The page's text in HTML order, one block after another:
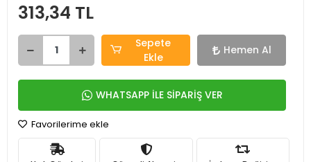
313,34 TL
Sepete
Ekle
Hemen Al
WHATSAPP İLE SİPARİŞ VER
Favorilerime ekle